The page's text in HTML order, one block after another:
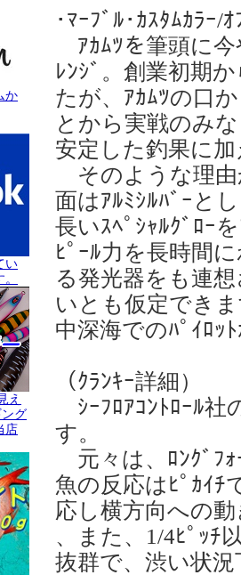
か
い
え
グ
店
･ﾏｰﾌﾞﾙ･ｶｽﾀﾑｶﾗｰ/
ｱｶﾑﾂを筆頭に今
ﾚﾝｼﾞ。創業初期
たが、ｱｶﾑﾂの口
とから実戦のみ
安定した釣果に
そのような理由
面はｱﾙﾐｼﾙﾊﾞｰと
長いｽﾍﾟｼｬﾙｸﾞﾛｰ
ﾋﾟｰﾙ力を長時間
る発光器をも連
いとも仮定でき
中深海でのﾊﾟｲﾛｯ
（ｸﾗﾝｷｰ詳細）
ｼｰﾌﾛｱｺﾝﾄﾛｰﾙ社
す。
元々は、ﾛﾝｸﾞﾌｫ
魚の反応はﾋﾟｶｲﾁ
応し横方向への
、また、1/4ﾋﾟｯﾁ
抜群で、渋い状